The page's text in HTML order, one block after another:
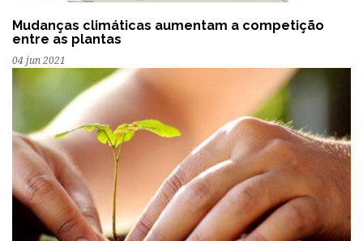
Mudanças climáticas aumentam a competição
entre as plantas
04 jun 2021